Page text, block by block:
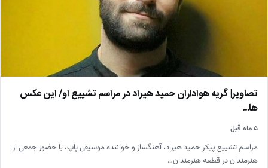
تصاویر| گریه هواداران حمید هیراد در مراسم تشییع او/ این عکس
ها…
۵ ماه قبل
مراسم تشییع پیکر حمید هیراد، آهنگساز و خواننده موسیقی پاپ، با حضور جمعی از
هنرمندان در قطعه هنرمندان…